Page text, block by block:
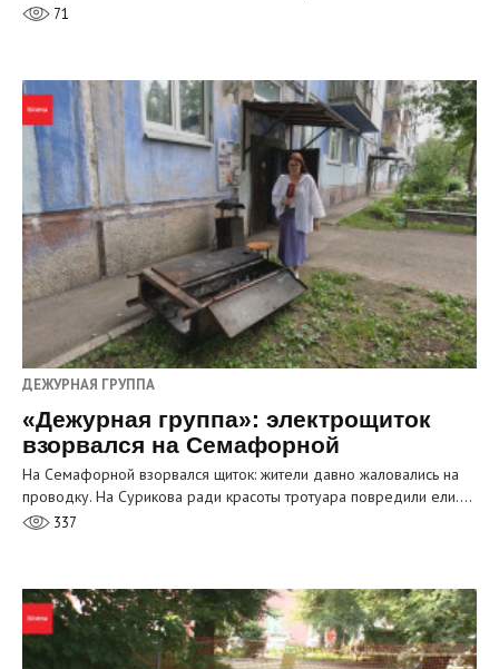
71
ДЕЖУРНАЯ ГРУППА
«Дежурная группа»: электрощиток
взорвался на Семафорной
На Семафорной взорвался щиток: жители давно жаловались на
проводку. На Сурикова ради красоты тротуара повредили ели.…
337